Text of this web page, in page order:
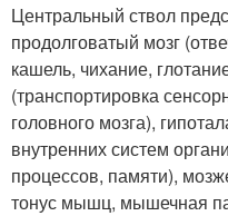
Центральный ствол
продолговатый мозг
кашель, чихание,
(транспортировка
головного мозга),
внутренних систем
процессов, памяти),
тонус мышц, мышечная